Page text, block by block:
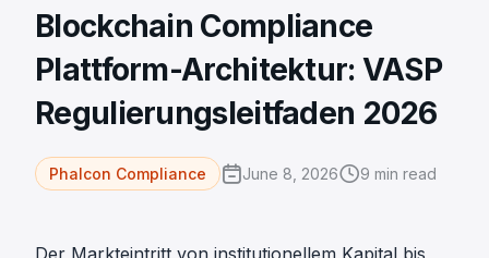
Blockchain Compliance
Plattform-Architektur: VASP
Regulierungsleitfaden 2026
Phalcon Compliance June 8, 2026 9 min read
Der Markteintritt von institutionellem Kapital bis